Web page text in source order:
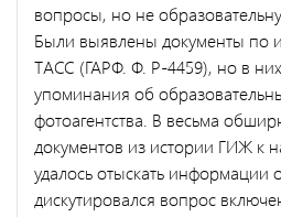
вопросы, но не
Были выявлены документы по
ТАСС (ГАРФ. Ф. Р-4459), но в
упоминания об
фотоагентства. В весьма
документов из истории ГИЖ к
удалось отыскать информации
дискутировался вопрос